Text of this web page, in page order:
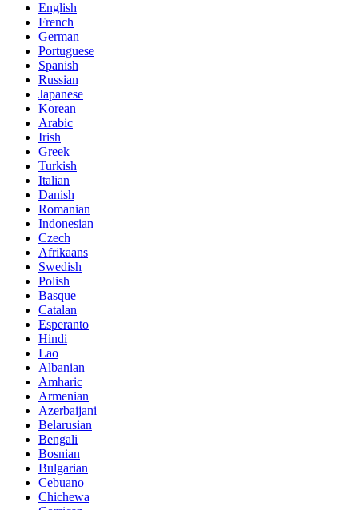
English
French
German
Portuguese
Spanish
Russian
Japanese
Korean
Arabic
Irish
Greek
Turkish
Italian
Danish
Romanian
Indonesian
Czech
Afrikaans
Swedish
Polish
Basque
Catalan
Esperanto
Hindi
Lao
Albanian
Amharic
Armenian
Azerbaijani
Belarusian
Bengali
Bosnian
Bulgarian
Cebuano
Chichewa